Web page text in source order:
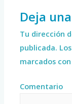
Deja
Tu dirección
publicada.
marcados
Comentario